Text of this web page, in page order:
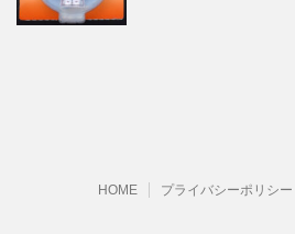
HOME プライバシーポリシー